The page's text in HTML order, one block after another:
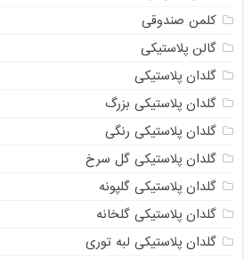
کلمن صندوقی
گالن پلاستیکی
گلدان پلاستیکی
گلدان پلاستیکی بزرگ
گلدان پلاستیکی رنگی
گلدان پلاستیکی گل سرخ
گلدان پلاستیکی گلپونه
گلدان پلاستیکی گلخانه
گلدان پلاستیکی لبه توری